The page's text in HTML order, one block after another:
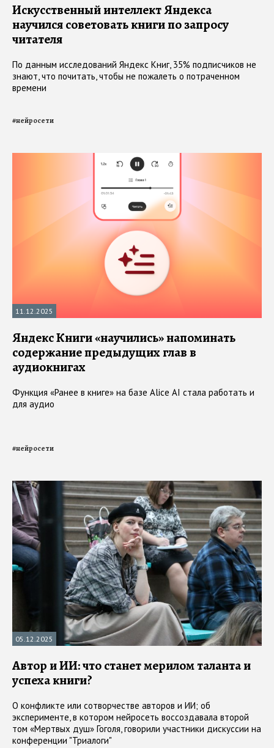
Искусственный интеллект Яндекса
научился советовать книги по запросу
читателя
По данным исследований Яндекс Книг, 35% подписчиков не
знают, что почитать, чтобы не пожалеть о потраченном
времени
#нейросети
11.12.2025
Яндекс Книги «научились» напоминать
содержание предыдущих глав в
аудиокнигах
Функция «Ранее в книге» на базе Alice AI стала работать и
для аудио
#нейросети
05.12.2025
Автор и ИИ: что станет мерилом таланта и
успеха книги?
О конфликте или сотворчестве авторов и ИИ; об
эксперименте, в котором нейросеть воссоздавала второй
том «Мертвых душ» Гоголя, говорили участники дискуссии на
конференции "Триалоги"